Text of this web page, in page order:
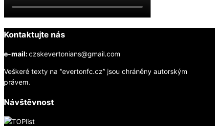
Kontaktujte nás
e-mail:czskevertonians@gmail.com
Veškeré texty na “evertonfc.cz” jsou chráněny autorským
právem.
Návštěvnost